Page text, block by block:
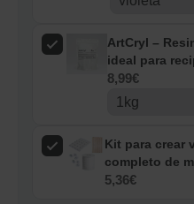
ArtCryl –
ideal para
8,99€
Kit para crear
completo de
5,36€